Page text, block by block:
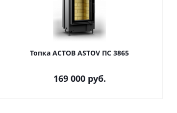
Топка АСТОВ ASTOV ПС 3865
169 000руб.